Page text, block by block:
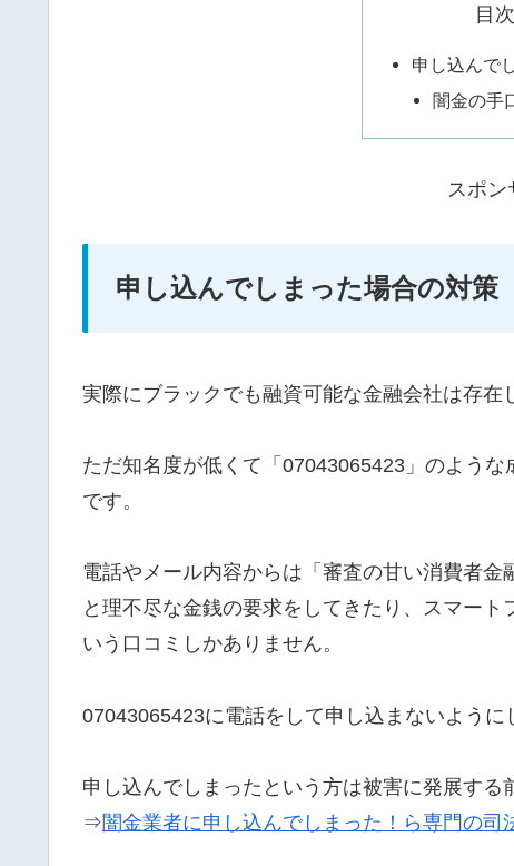
目次
申し込んで
闇金の手
スポン
申し込んでしまった場合の対策
実際にブラックでも融資可能な金融会社は存在
ただ知名度が低くて「07043065423」のよう
です。
電話やメール内容からは「審査の甘い消費者
と理不尽な金銭の要求をしてきたり、スマー
いう口コミしかありません。
07043065423に電話をして申し込まないように
申し込んでしまったという方は被害に発展する
⇒闇金業者に申し込んでしまった！ら専門の司